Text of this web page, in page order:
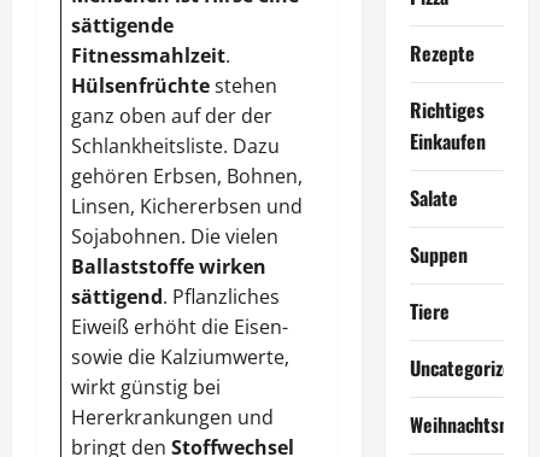
sättigende
Fitnessmahlzeit.
Hülsenfrüchtestehen
ganz oben auf der der
Schlankheitsliste. Dazu
gehören Erbsen, Bohnen,
Linsen, Kichererbsen und
Sojabohnen. Die vielen
Ballaststoffe wirken
sättigend. Pflanzliches
Eiweiß erhöht die Eisen-
sowie die Kalziumwerte,
wirkt günstig bei
Hererkrankungen und
bringt den Stoffwechsel
Entzündungen,
Cholesterinspiegel
und lindert Übelkeit.
Ebenfalls hilft die
Bronchitis, Arthritis
und Rheuma.
Rezepte
Richtiges
Einkaufen
Salate
Suppen
Tiere
Uncategorized